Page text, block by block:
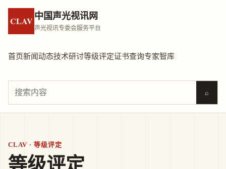
CLAV 中国声光视讯网
声光视讯专委会服务平台
首页新闻动态技术研讨等级评定证书查询专家智库
⌕
CLAV · 等级评定
等级评定